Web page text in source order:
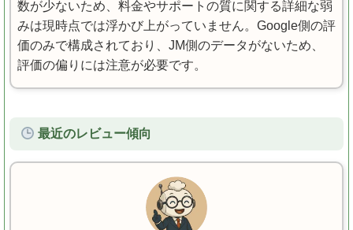
数が少ないため、料金やサポートの質に関する詳細な弱
みは現時点では浮かび上がっていません。Google側の評
価のみで構成されており、JM側のデータがないため、
評価の偏りには注意が必要です。
最近のレビュー傾向